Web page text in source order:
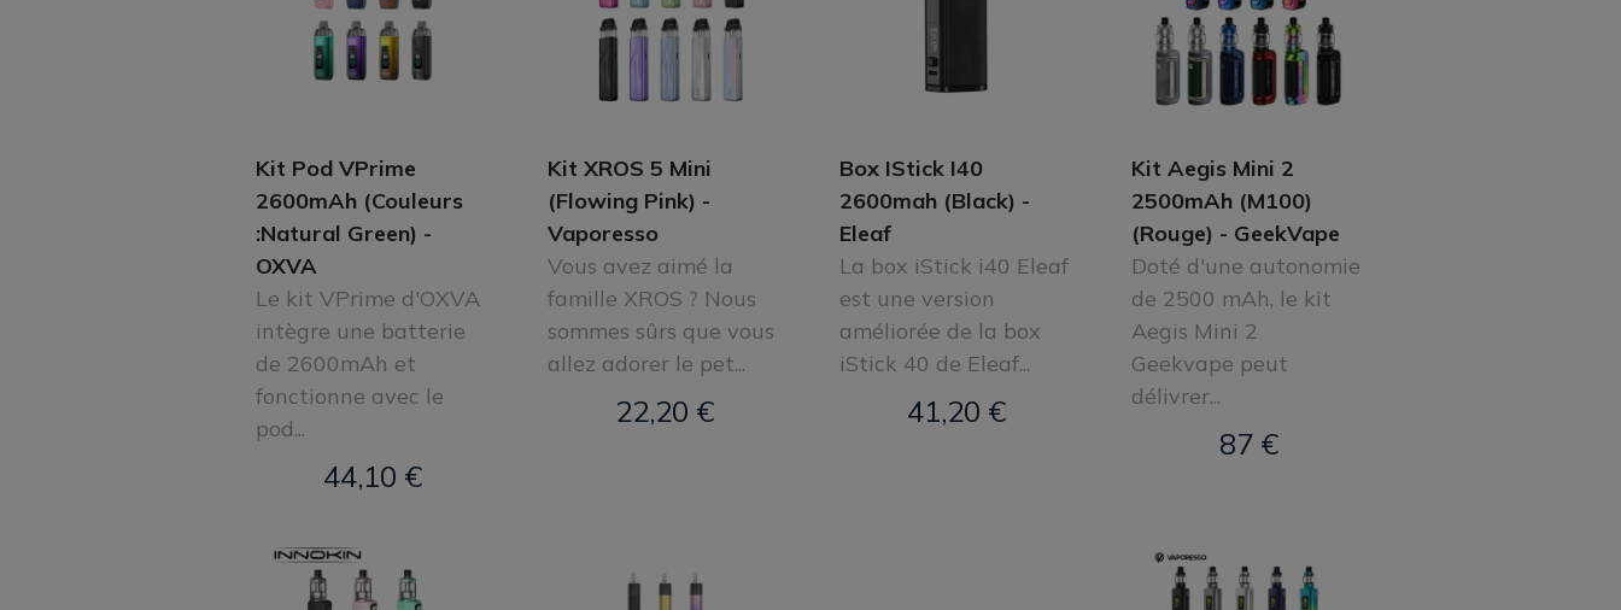
Kit Pod VPrime
2600mAh (Couleurs
:Natural Green) -
OXVA
Le kit VPrime d'OXVA
intègre une batterie
de 2600mAh et
fonctionne avec le
pod...
44,10 €
Kit XROS 5 Mini
(Flowing Pink) -
Vaporesso
Vous avez aimé la
famille XROS ? Nous
sommes sûrs que vous
allez adorer le pet...
22,20 €
Box IStick I40
2600mah (Black) -
Eleaf
La box iStick i40 Eleaf
est une version
améliorée de la box
iStick 40 de Eleaf...
41,20 €
Kit Aegis Mini 2
2500mAh (M100)
(Rouge) - GeekVape
Doté d'une autonomie
de 2500 mAh, le kit
Aegis Mini 2
Geekvape peut
délivrer...
87 €